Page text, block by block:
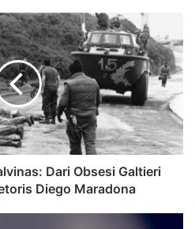
Dari Obsesi Galtieri
Diego Maradona